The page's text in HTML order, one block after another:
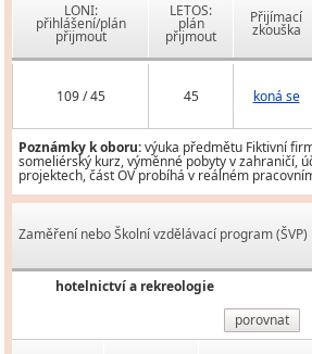
LONI:
přihlášení/plán
přijmout
LETOS:
plán
přijmout
Přijímací
zkouška
109 / 45 45 koná se
Poznámky k oboru:výuka předmětu Fiktivní
someliérský kurz, výměnné pobyty v zahraničí,
projektech, část OV probíhá v reálném
Zaměření nebo Školní vzdělávací program (ŠVP)
hotelnictví a rekreologie
porovnat